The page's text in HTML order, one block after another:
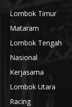
Lombok Timur
Mataram
Lombok Tengah
Nasional
Kerjasama
Lombok Utara
Racing